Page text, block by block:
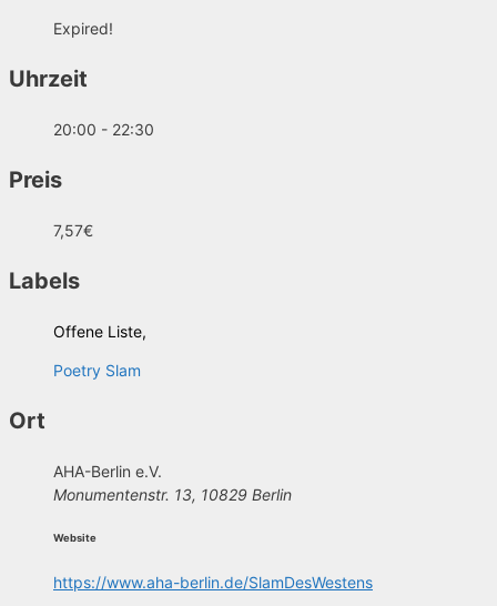
Expired!
Uhrzeit
20:00 - 22:30
Preis
7,57€
Labels
Offene Liste,
Poetry Slam
Ort
AHA-Berlin e.V.
Monumentenstr. 13, 10829 Berlin
Website
https://www.aha-berlin.de/SlamDesWestens